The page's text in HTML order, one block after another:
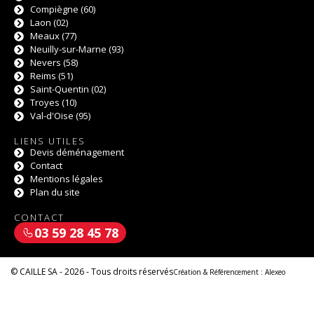
Compiègne (60)
Laon (02)
Meaux (77)
Neuilly-sur-Marne (93)
Nevers (58)
Reims (51)
Saint-Quentin (02)
Troyes (10)
Val-d'Oise (95)
LIENS UTILES
Devis déménagement
Contact
Mentions légales
Plan du site
CONTACT
03 59 28 45 78
© CAILLE SA - 2026 - Tous droits réservésCréation & Référencement : Alexeo